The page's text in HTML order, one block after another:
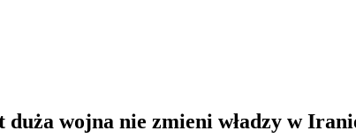
wojna nie zmieni władzy w